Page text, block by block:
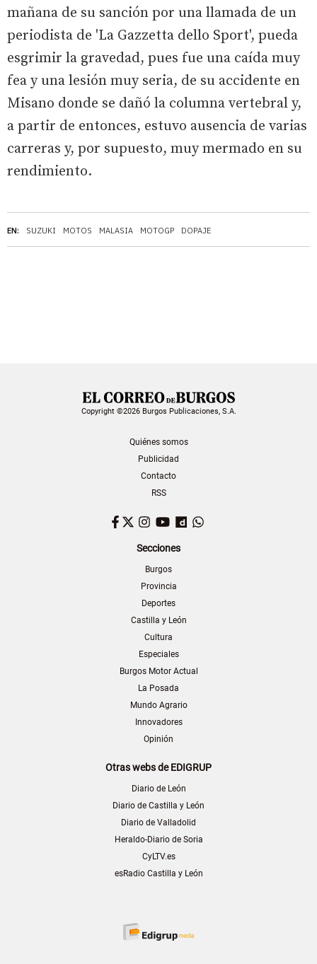
EN: SUZUKI MOTOS MALASIA MOTOGP DOPAJE
mañana de su sanción por una llamada de un
periodista de 'La Gazzetta dello Sport', pueda
esgrimir la gravedad, pues fue una caída muy
fea y una lesión muy seria, de su accidente en
Misano donde se dañó la columna vertebral y,
a partir de entonces, estuvo ausencia de varias
carreras y, por supuesto, muy mermado en su
rendimiento.
Copyright ©2026 Burgos Publicaciones, S.A.
Quiénes somos
Publicidad
Contacto
RSS
Facebook
TwitterInstagram
YouTubeDailymotion
Secciones
Burgos
Provincia
Deportes
Castilla y León
Cultura
Especiales
Burgos Motor Actual
La Posada
Mundo Agrario
Innovadores
Opinión
Otras webs de EDIGRUP
Diario de León
Diario de Castilla y León
Diario de Valladolid
Heraldo-Diario de Soria
CyLTV.es
esRadio Castilla y León